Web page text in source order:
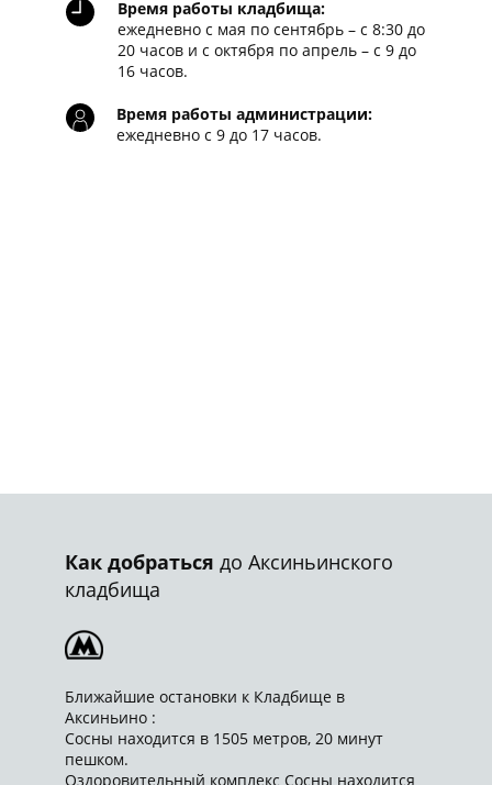
Время работы кладбища:
ежедневно с мая по сентябрь – с 8:30 до
20 часов и с октября по апрель – с 9 до
16 часов.
Время работы администрации:
ежедневно с 9 до 17 часов.
Как добраться до Аксиньинского
кладбища
Ближайшие остановки к Кладбище в
Аксиньино :
Сосны находится в 1505 метров, 20 минут
пешком.
Оздоровительный комплекс Сосны находится